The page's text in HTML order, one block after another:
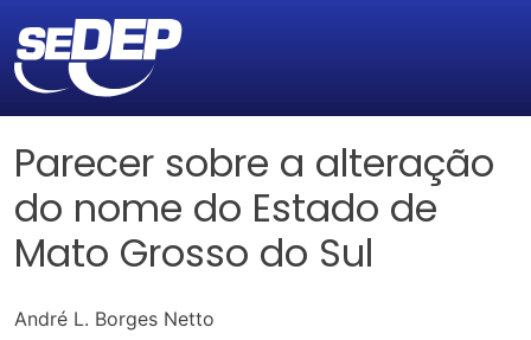
Parecer sobre a alteração
do nome do Estado de
Mato Grosso do Sul
André L. Borges Netto